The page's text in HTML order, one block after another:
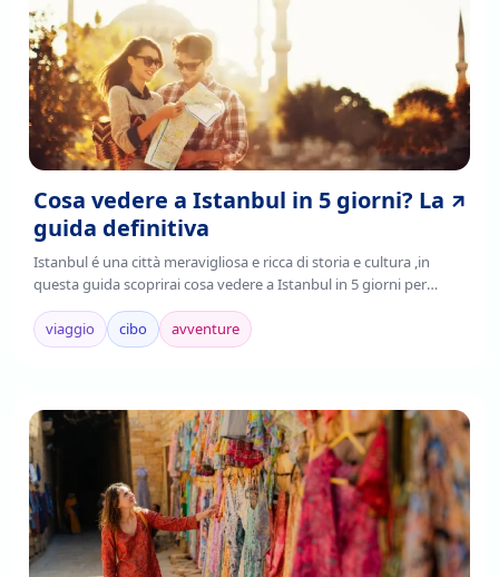
Cosa vedere a Istanbul in 5 giorni? La
guida definitiva
Istanbul é una città meravigliosa e ricca di storia e cultura ,in
questa guida scoprirai cosa vedere a Istanbul in 5 giorni per
poter pianificare un viaggio indimenticabile. Leggi la guida per
più info!
viaggio cibo avventure